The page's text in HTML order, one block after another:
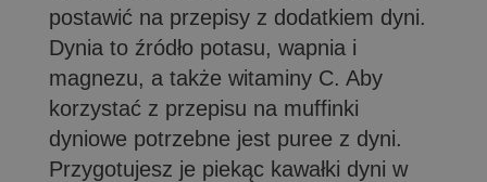
postawić na przepisy z dodatkiem dyni.
Dynia to źródło potasu, wapnia i
magnezu, a także witaminy C. Aby
korzystać z przepisu na muffinki
dyniowe potrzebne jest puree z dyni.
Przygotujesz je piekąc kawałki dyni w